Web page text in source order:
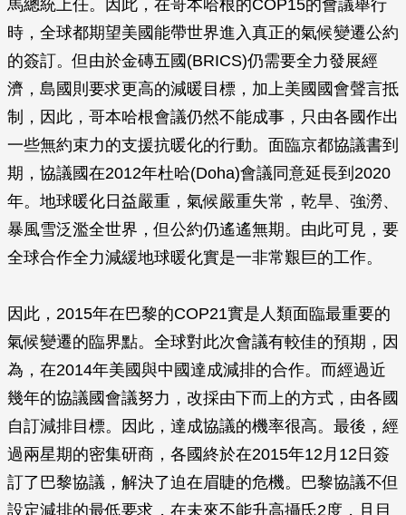
馬總統上任。因此，在哥本哈根的COP15的會議舉行
時，全球都期望美國能帶世界進入真正的氣候變遷公約
的簽訂。但由於金磚五國(BRICS)仍需要全力發展經
濟，島國則要求更高的減暖目標，加上美國國會聲言抵
制，因此，哥本哈根會議仍然不能成事，只由各國作出
一些無約束力的支援抗暖化的行動。面臨京都協議書到
期，協議國在2012年杜哈(Doha)會議同意延長到2020
年。地球暖化日益嚴重，氣候嚴重失常，乾旱、強澇、
暴風雪泛濫全世界，但公約仍遙遙無期。由此可見，要
全球合作全力減緩地球暖化實是一非常艱巨的工作。
因此，2015年在巴黎的COP21實是人類面臨最重要的
氣候變遷的臨界點。全球對此次會議有較佳的預期，因
為，在2014年美國與中國達成減排的合作。而經過近
幾年的協議國會議努力，改採由下而上的方式，由各國
自訂減排目標。因此，達成協議的機率很高。最後，經
過兩星期的密集研商，各國終於在2015年12月12日簽
訂了巴黎協議，解決了迫在眉睫的危機。巴黎協議不但
設定減排的最低要求，在未來不能升高攝氏2度，且目